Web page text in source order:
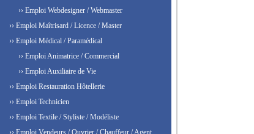
›› Emploi Webdesigner / Webmaster
›› Emploi Maîtrisard / Licence / Master
›› Emploi Médical / Paramédical
›› Emploi Animatrice / Commercial
›› Emploi Auxiliaire de Vie
›› Emploi Restauration Hôtellerie
›› Emploi Technicien
›› Emploi Textile / Styliste / Modéliste
›› Emploi Vendeurs / Ouvrier / Chauffeur / Agent